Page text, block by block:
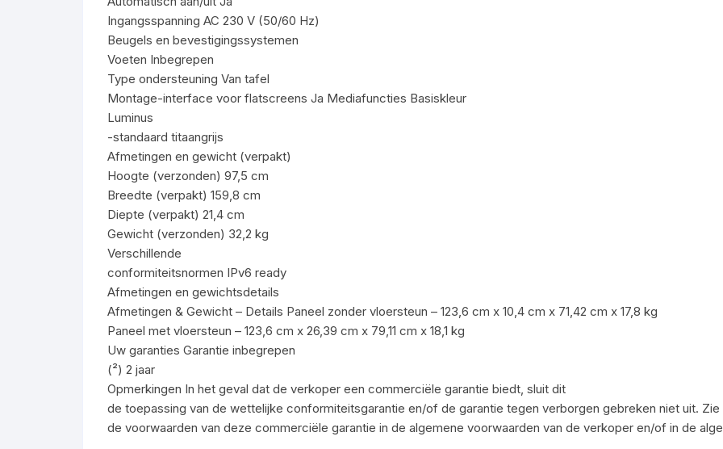
Ingangsspanning AC 230 V (50/60 Hz)
Beugels en bevestigingssystemen
Voeten Inbegrepen
Type ondersteuning Van tafel
Montage-interface voor flatscreens Ja Mediafuncties Basiskleur
Luminus
-standaard titaangrijs
Afmetingen en gewicht (verpakt)
Hoogte (verzonden) 97,5 cm
Breedte (verpakt) 159,8 cm
Diepte (verpakt) 21,4 cm
Gewicht (verzonden) 32,2 kg
Verschillende
conformiteitsnormen IPv6 ready
Afmetingen en gewichtsdetails
Afmetingen & Gewicht – Details Paneel zonder vloersteun – 123,6 cm x 10,4 cm x 71,42 cm x 17,8 kg
Paneel met vloersteun – 123,6 cm x 26,39 cm x 79,11 cm x 18,1 kg
Uw garanties Garantie inbegrepen
(²) 2 jaar
Opmerkingen In het geval dat de verkoper een commerciële garantie biedt, sluit dit
de toepassing van de wettelijke conformiteitsgarantie en/of de garantie tegen verborgen gebreken niet uit. Zie
de voorwaarden van deze commerciële garantie in de algemene voorwaarden van de verkoper en/of in de